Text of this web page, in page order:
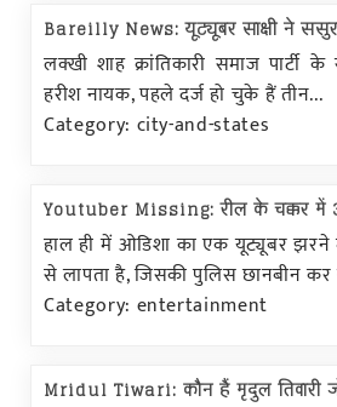
Bareilly News: यूट्यूबर साक्षी ने
लक्खी शाह क्रांतिकारी समाज पार्टी के
हरीश नायक, पहले दर्ज हो चुके हैं तीन...
Category: city-and-states
Youtuber Missing: रील के चक्कर में
हाल ही में ओडिशा का एक यूट्यूबर
से लापता है, जिसकी पुलिस छानबीन कर
Category: entertainment
Mridul Tiwari: कौन हैं मृदुल तिवारी